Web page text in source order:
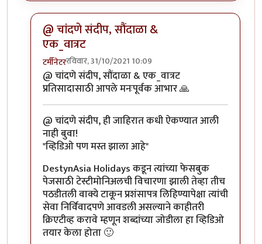
@ चांदणे संदीप, सौंदाळा &
एक_वात्रट
टर्मीनेटररविवार, 31/10/2021 10:09
In reply toसुंदरbyएक_वात्रट
@ चांदणे संदीप, सौंदाळा & एक_वात्रट
प्रतिसादासाठी आपले मनःपूर्वक आभार 🙏
@ चांदणे संदीप, ही जाहिरात कधी ऐकण्यात आली
नाही बुवा!
"व्हिडिओ पण मस्त झाला आहे"
DestynAsia Holidays कडून त्यांच्या फेसबुक
पेजसाठी टेस्टीमोनिअलची विचारणा झाली तेव्हा तीच
पठडीतली वाक्ये टाकून प्रशंसापत्र लिहिण्यापेक्षा त्यांची
सेवा निर्विवादपणे आवडली असल्याने काहीतरी
क्रिएटीव्ह करावे म्हणून शब्दांच्या जोडीला हा व्हिडिओ
तयार केला होता 🙂